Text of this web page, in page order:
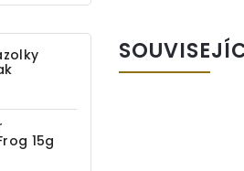
15g